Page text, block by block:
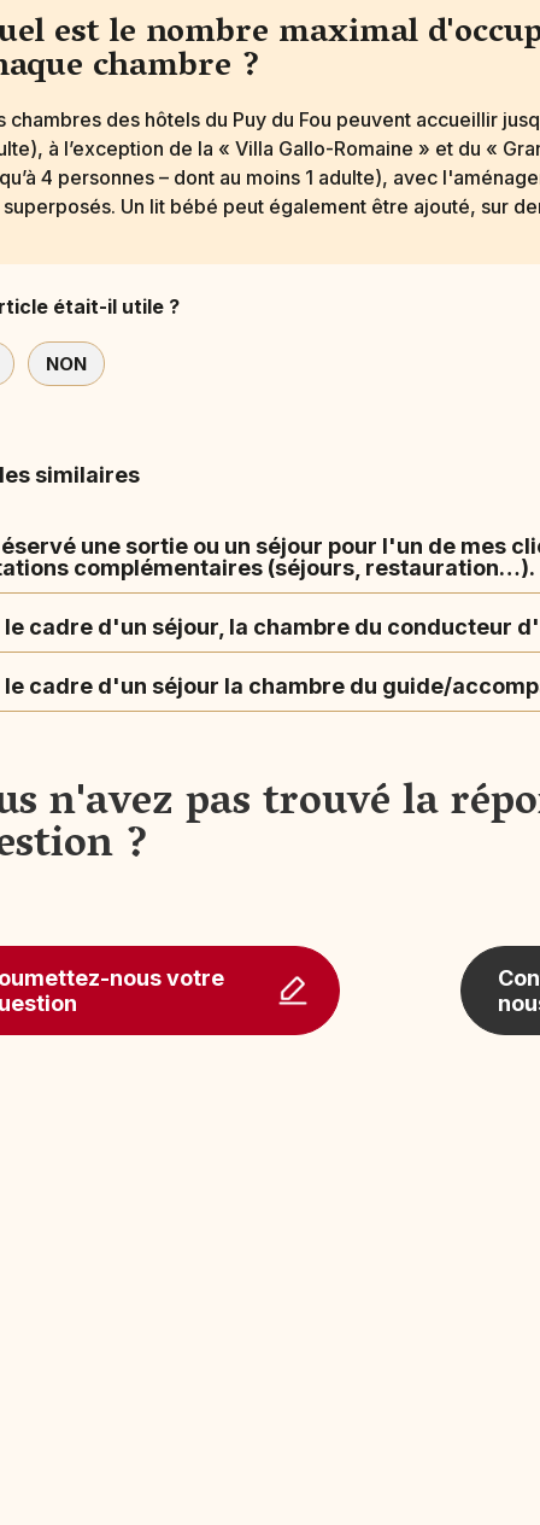
est le nombre maximal
chambre ?
chambres des hôtels du Puy du Fou peuvent accueillir
à l’exception de la « Villa Gallo-Romaine » et du «
4 personnes – dont au moins 1 adulte), avec
Un lit bébé peut également être ajouté, sur
était-il utile ?
NON
similaires
une sortie ou un séjour pour l'un de mes
complémentaires (séjours, restauration…).
le cadre d'un séjour, la chambre du conducteur
le cadre d'un séjour la chambre du guide/
n'avez pas trouvé la
?
nous votre